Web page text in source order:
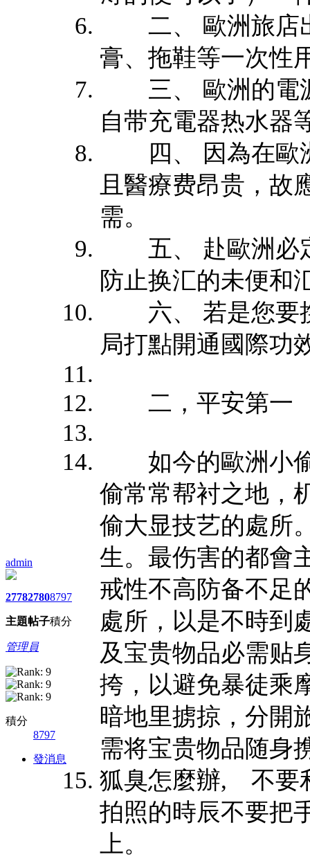
admin
2778
主題
2780
帖子
8797
積分
管理員
積分
8797
發消息
二、 歐洲旅店
膏、拖鞋等一次性
三、 歐洲的電源
自带充電器热水器
四、 因為在歐
且醫療费昂贵，故
需。
五、 赴歐洲必
防止换汇的未便和
六、 若是您要
局打點開通國際功
二，平安第一
如今的歐洲小偷
偷常常帮衬之地，
偷大显技艺的處所
生。最伤害的都會
戒性不高防备不足
處所，以是不時到
及宝贵物品必需贴
挎，以避免暴徒乘
暗地里掳掠，分開
需将宝贵物品随身
狐臭怎麼辦, 不要
拍照的時辰不要把
上。